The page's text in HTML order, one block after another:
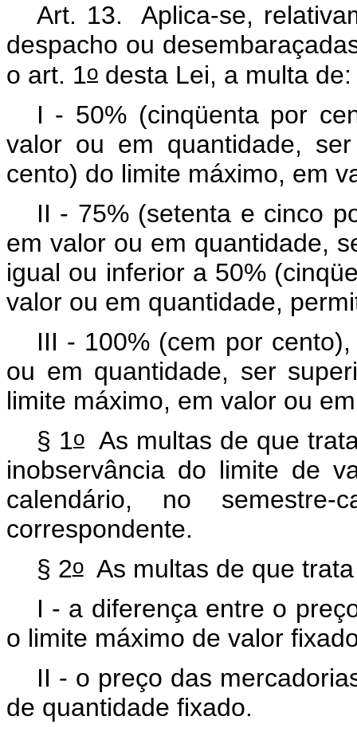
Art. 13. Aplica-se,
despacho ou
o art. 1o desta Lei, a multa
I - 50% (cinqüenta por
valor ou em quantidade,
cento) do limite máximo, em
II - 75% (setenta e cinco
em valor ou em quantidade,
igual ou inferior a 50%
valor ou em quantidade,
III - 100% (cem por
ou em quantidade, ser
limite máximo, em valor ou
§ 1oAs multas de que
inobservância do limite de
calendário, no semestre-
correspondente.
§ 2oAs multas de que
I - a diferença entre o
o limite máximo de valor
II - o preço das
de quantidade fixado.